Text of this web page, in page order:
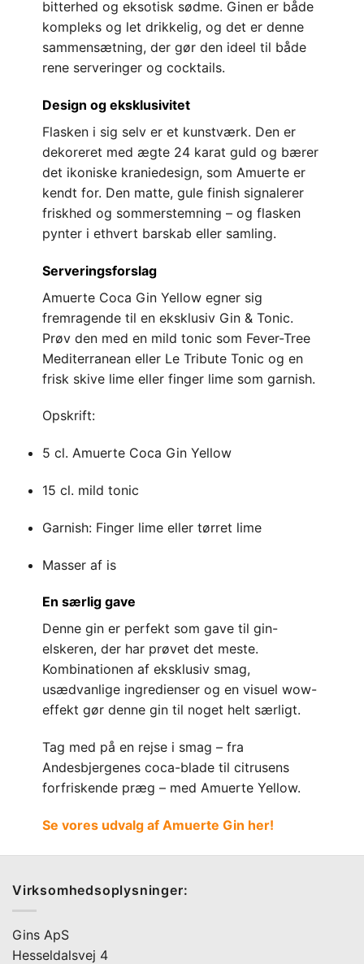
bitterhed og eksotisk sødme. Ginen er både
kompleks og let drikkelig, og det er denne
sammensætning, der gør den ideel til både
rene serveringer og cocktails.
Design og eksklusivitet
Flasken i sig selv er et kunstværk. Den er
dekoreret med ægte 24 karat guld og bærer
det ikoniske kraniedesign, som Amuerte er
kendt for. Den matte, gule finish signalerer
friskhed og sommerstemning – og flasken
pynter i ethvert barskab eller samling.
Serveringsforslag
Amuerte Coca Gin Yellow egner sig
fremragende til en eksklusiv Gin & Tonic.
Prøv den med en mild tonic som Fever-Tree
Mediterranean eller Le Tribute Tonic og en
frisk skive lime eller finger lime som garnish.
Opskrift:
5 cl. Amuerte Coca Gin Yellow
15 cl. mild tonic
Garnish: Finger lime eller tørret lime
Masser af is
En særlig gave
Denne gin er perfekt som gave til gin-
elskeren, der har prøvet det meste.
Kombinationen af eksklusiv smag,
usædvanlige ingredienser og en visuel wow-
effekt gør denne gin til noget helt særligt.
Tag med på en rejse i smag – fra
Andesbjergenes coca-blade til citrusens
forfriskende præg – med Amuerte Yellow.
Se vores udvalg af Amuerte Gin her!
Virksomhedsoplysninger:
Gins ApS
Hesseldalsvej 4